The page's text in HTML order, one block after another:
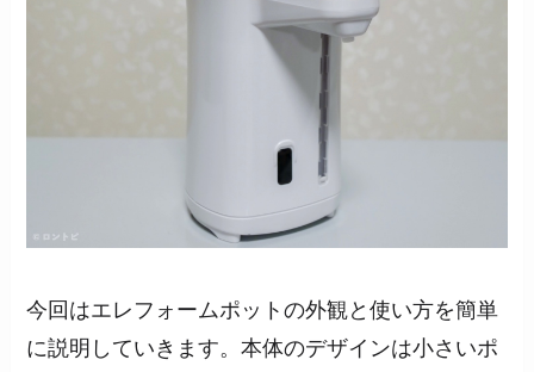
今回はエレフォームポットの外観と使い方を簡単
に説明していきます。本体のデザインは小さいポ